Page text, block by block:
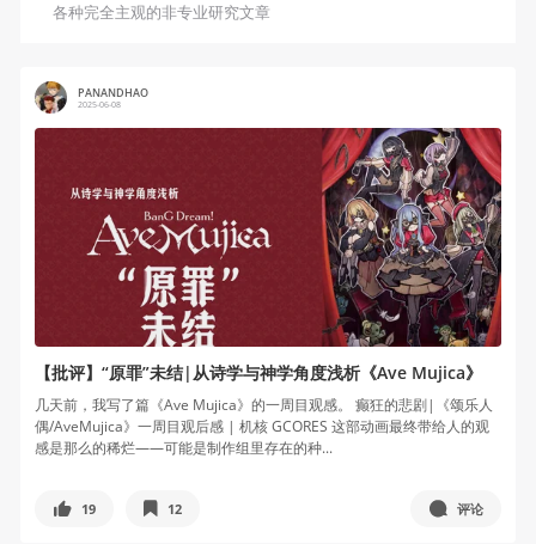
各种完全主观的非专业研究文章
PANANDHAO
2025-06-08
【批评】“原罪”未结|从诗学与神学角度浅析《Ave Mujica》
几天前，我写了篇《Ave Mujica》的一周目观感。 癫狂的悲剧|《颂乐人
偶/AveMujica》一周目观后感 | 机核 GCORES 这部动画最终带给人的观
感是那么的稀烂——可能是制作组里存在的种...
19 12 评论